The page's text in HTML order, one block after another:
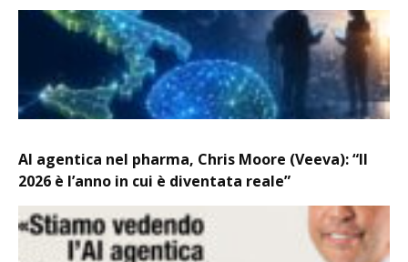
AI agentica nel pharma, Chris Moore (Veeva): “Il
2026 è l’anno in cui è diventata reale”